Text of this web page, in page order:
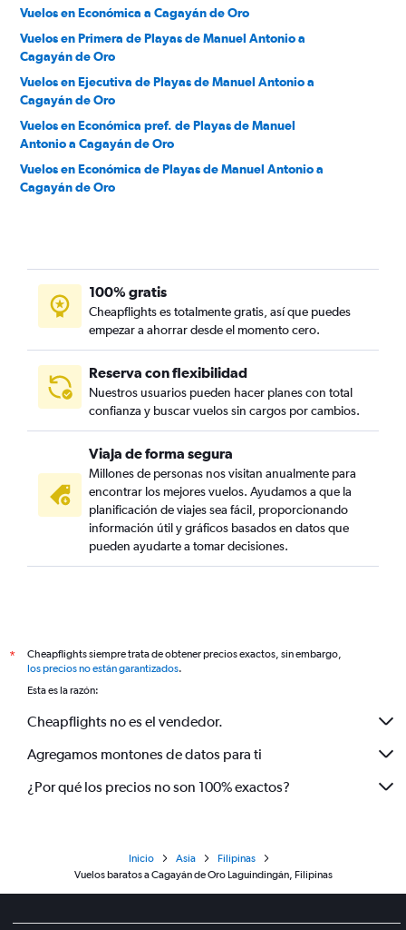
Vuelos en Económica a Cagayán de Oro
Vuelos en Primera de Playas de Manuel Antonio a
Cagayán de Oro
Vuelos en Ejecutiva de Playas de Manuel Antonio a
Cagayán de Oro
Vuelos en Económica pref. de Playas de Manuel
Antonio a Cagayán de Oro
Vuelos en Económica de Playas de Manuel Antonio a
Cagayán de Oro
100% gratis
Cheapflights es totalmente gratis, así que puedes
empezar a ahorrar desde el momento cero.
Reserva con flexibilidad
Nuestros usuarios pueden hacer planes con total
confianza y buscar vuelos sin cargos por cambios.
Viaja de forma segura
Millones de personas nos visitan anualmente para
encontrar los mejores vuelos. Ayudamos a que la
planificación de viajes sea fácil, proporcionando
información útil y gráficos basados en datos que
pueden ayudarte a tomar decisiones.
*
Cheapflights siempre trata de obtener precios exactos, sin embargo,
los precios no están garantizados.
Esta es la razón:
Cheapflights no es el vendedor.
Agregamos montones de datos para ti
¿Por qué los precios no son 100% exactos?
Inicio Asia
Filipinas
Vuelos baratos a Cagayán de Oro Laguindingán, Filipinas